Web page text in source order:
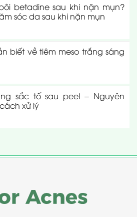
betadine sau khi nặn mụn?
sóc da sau khi nặn mụn
biết về tiêm meso trắng sáng
sắc tố sau peel – Nguyên
xử lý